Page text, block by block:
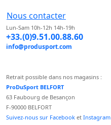
Nous contacter
Lun-Sam 10h-12h 14h-19h
+33.(0)9.51.00.88.60
info@produsport.com
Retrait possible dans nos magasins :
ProDuSport BELFORT
63 Faubourg de Besançon
F-90000 BELFORT
Suivez-nous sur Facebook et Instagram